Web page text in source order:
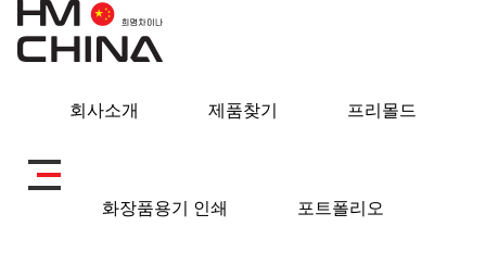
회사소개 제품찾기 프리몰드
화장품용기 인쇄 포트폴리오
제품찾기